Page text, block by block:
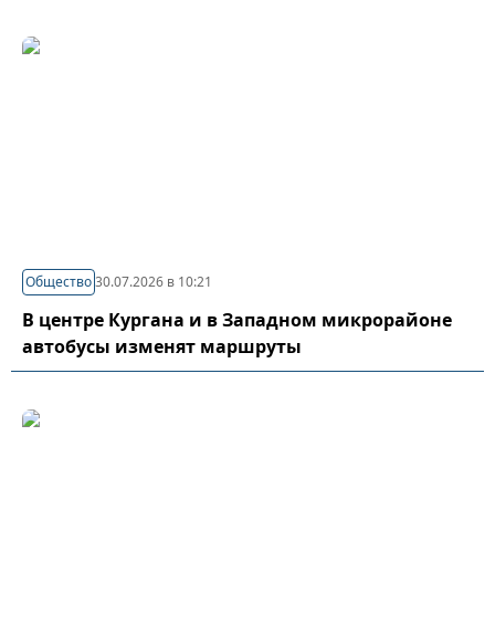
Общество30.07.2026 в 10:21
В центре Кургана и в Западном микрорайоне
автобусы изменят маршруты